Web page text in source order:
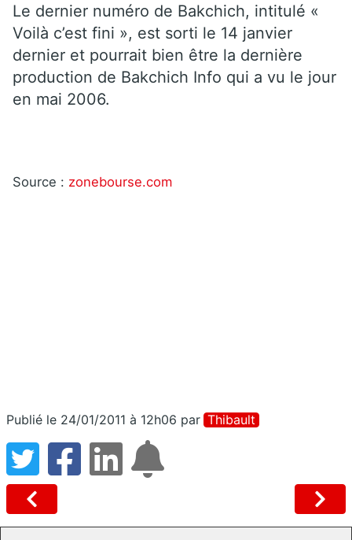
Le dernier numéro de Bakchich, intitulé «
Voilà c’est fini », est sorti le 14 janvier
dernier et pourrait bien être la dernière
production de Bakchich Info qui a vu le jour
en mai 2006.
Source : zonebourse.com
Publié le 24/01/2011 à 12h06 par Thibault